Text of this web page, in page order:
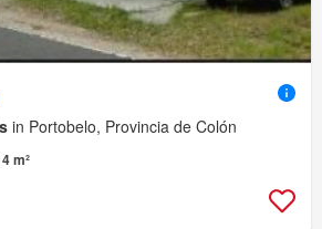
in Portobelo, Provincia de Colón
m²